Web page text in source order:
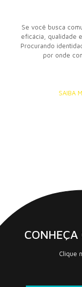
Se você busca
eficácia, qualidade
Procurando
por onde
SAIBA
Clique